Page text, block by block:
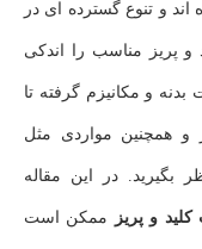
و تنوع گسترده ای در
و پریز مناسب را اندکی
و مکانیزم گرفته تا
و همچنین مواردی مثل
بگیرید. در این مقاله
کلید و پریز ممکن است